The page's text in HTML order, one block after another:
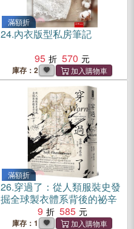
滿額折
24.內衣版型私房筆記
95
570
庫存：2
滿額折
26.穿過了：從人類服裝史發
掘全球製衣體系背後的祕辛
9
585
庫存：1